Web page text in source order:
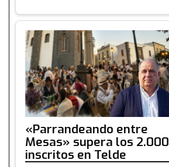
«Parrandeando entre
Mesas» supera los 2.000
inscritos en Telde